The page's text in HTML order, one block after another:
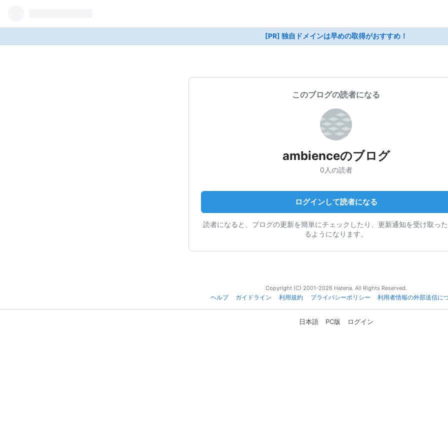
[PR] 独自ドメインは早めの取得がおすすめ！
このブログの読者になる
ambienceのブログ
0人の読者
ログインして読者になる
読者になると、ブログの更新を簡単にチェックしたり、更新通知を受け取っ
るようになります。
Copyright (C) 2001-2026 Hatena. All Rights Reserved.
ヘルプ
ガイドライン 利用規約 プライバシーポリシー 利用者情報の外部送信に
日本語 PC版 ログイン